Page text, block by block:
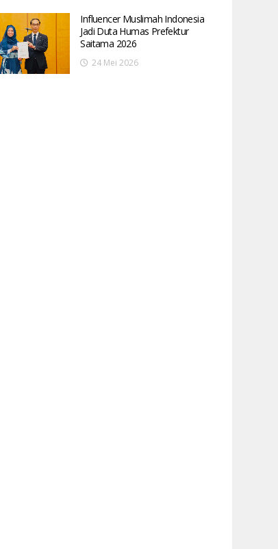
Influencer Muslimah Indonesia
Jadi Duta Humas Prefektur
Saitama 2026
24 Mei 2026